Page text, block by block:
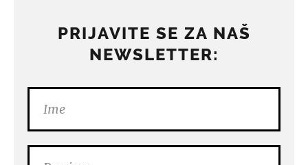
PRIJAVITE SE ZA NAŠ
NEWSLETTER: